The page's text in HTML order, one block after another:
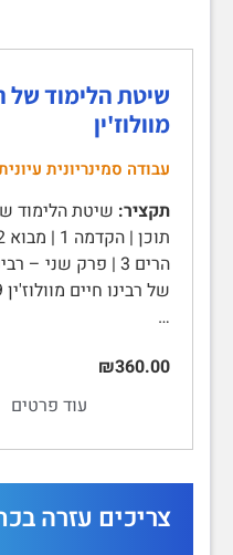
שיטת הלימוד של
מוולוז'ין
עבודה סמינריונית
תקציר: שיטת הלימוד
…
₪360.00
עוד פרטים
צריכים עזרה